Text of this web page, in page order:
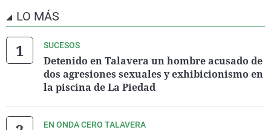
LO MÁS
SUCESOS
Detenido en Talavera un hombre acusado de
dos agresiones sexuales y exhibicionismo en
la piscina de La Piedad
EN ONDA CERO TALAVERA